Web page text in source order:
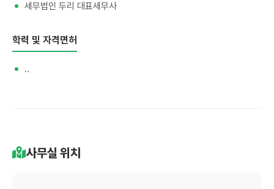
세무법인 두리 대표세무사
학력 및 자격면허
..
사무실 위치